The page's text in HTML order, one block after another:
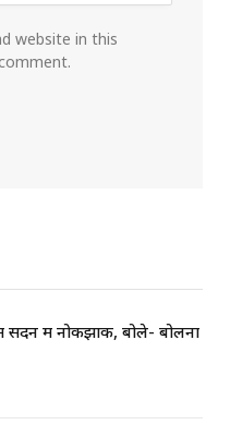
website in this
सदन में नोकझोंक, बोले- बोलना